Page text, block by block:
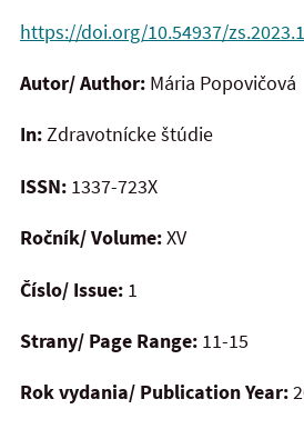
https://doi.org/10.54937/
Autor/ Author: Mária Popovičová
In:Zdravotnícke štúdie
ISSN: 1337-723X
Ročník/ Volume:XV
Číslo/ Issue: 1
Strany/ Page Range: 11-15
Rok vydania/ Publication Year: